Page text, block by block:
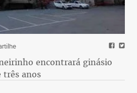
encontrará ginásio
três anos